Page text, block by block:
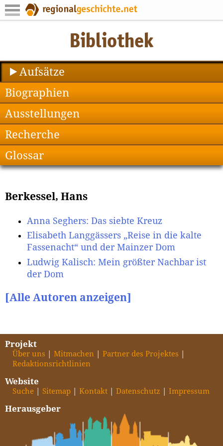
Aufsätze
Biographien
Ausstellungen
Recherche
Glossar
Berkessel, Hans
Anna Seghers: Das siebte Kreuz
Elisabeth Langgässers „Reise in die kalte
Fassenacht“ und der Mainzer Dom
Ludwig Kalisch: Mein größter Nachbar ist
der Dom
[Alle Autoren anzeigen]
Projekt
Über uns Mitmachen
Partner des Projektes
Redaktionsrichtlinien
Website
Suche Sitemap Kontakt Datenschutz Impressum
Herausgeber